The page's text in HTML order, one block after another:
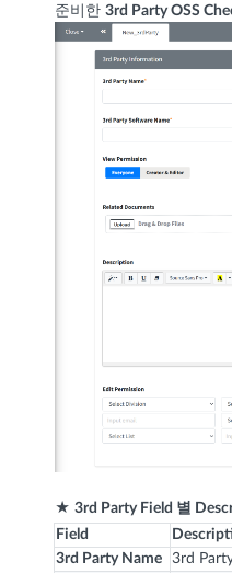
준비한 3rd Party OSS
★ 3rd Party Field 별
Field
3rd Party Name
3rd